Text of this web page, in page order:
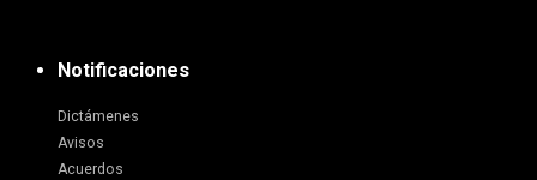
Notificaciones
Dictámenes
Avisos
Acuerdos